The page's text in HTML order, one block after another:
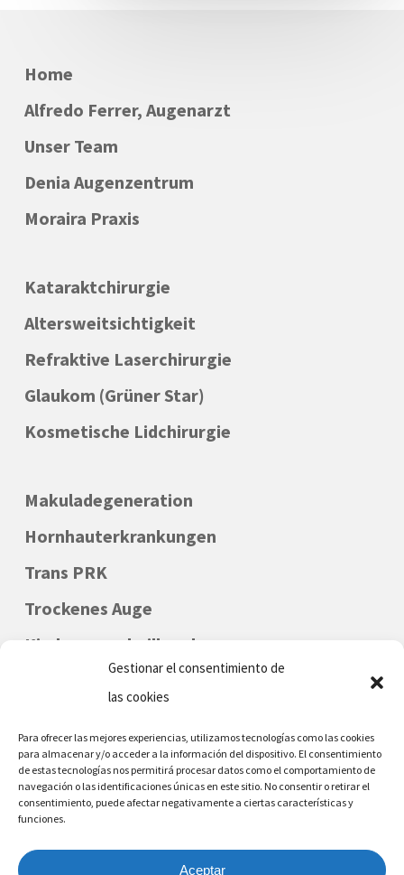
Gestionar el consentimiento de
las cookies
Para ofrecer las mejores experiencias, utilizamos tecnologías como las cookies
para almacenar y/o acceder a la información del dispositivo. El consentimiento
de estas tecnologías nos permitirá procesar datos como el comportamiento de
navegación o las identificaciones únicas en este sitio. No consentir o retirar el
consentimiento, puede afectar negativamente a ciertas características y
funciones.
Aceptar
Home
Alfredo Ferrer, Augenarzt
Unser Team
Denia Augenzentrum
Moraira Praxis
Kataraktchirurgie
Altersweitsichtigkeit
Refraktive Laserchirurgie
Glaukom (Grüner Star)
Kosmetische Lidchirurgie
Makuladegeneration
Hornhauterkrankungen
Trans PRK
Trockenes Auge
Kinderaugenheilkunde
Telefon Nr.: (+34) 96 642 6226